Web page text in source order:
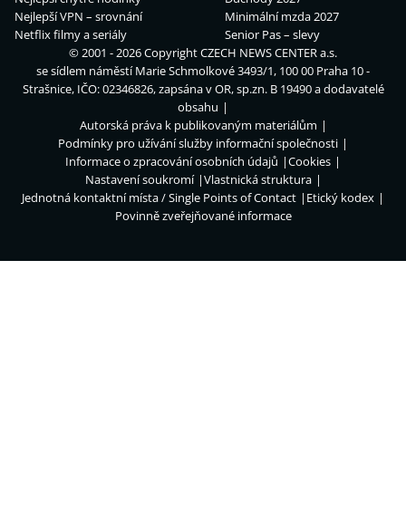
Nejlepší VPN – srovnání
Netflix filmy a seriály
Minimální mzda 2027
Senior Pas – slevy
© 2001 - 2026 CopyrightCZECH NEWS CENTER a.s.
se sídlem náměstí Marie Schmolkové 3493/1, 100 00 Praha 10 -
Strašnice, IČO: 02346826, zapsána v OR, sp.zn. B 19490 a dodavatelé
obsahu
Autorská práva k publikovaným materiálům
Podmínky pro užívání služby informační společnosti
Informace o zpracování osobních údajů
Cookies
Nastavení soukromí
Vlastnická struktura
Jednotná kontaktní místa / Single Points of Contact
Etický kodex
Povinně zveřejňované informace